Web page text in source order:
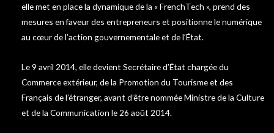
elle met en place la dynamique de la « FrenchTech », prend des
mesures en faveur des entrepreneurs et positionne le numérique
au cœur de l’action gouvernementale et de l’État.
Le 9 avril 2014, elle devient Secrétaire d’État chargée du
Commerce extérieur, de la Promotion du Tourisme et des
Français de l’étranger, avant d’être nommée Ministre de la Culture
et de la Communication le 26 août 2014.